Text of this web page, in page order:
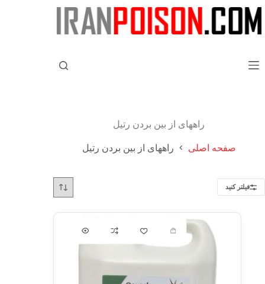
راههای از بین بردن رتیل
صفحه اصلی راههای از بین بردن رتیل
فیلتر کنید